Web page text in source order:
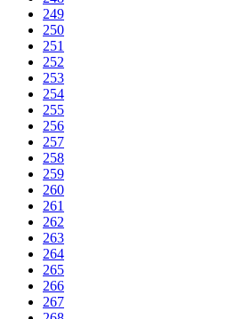
249
250
251
252
253
254
255
256
257
258
259
260
261
262
263
264
265
266
267